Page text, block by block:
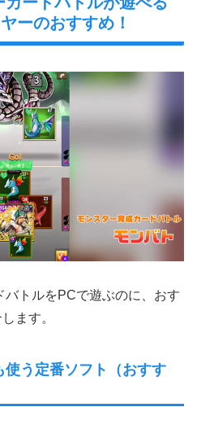
ーのおすすめ！
バトルをPCで遊ぶのに、おす
ます。
う定番ソフト（おすす